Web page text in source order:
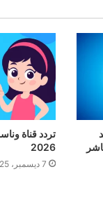
تردد قناة
2026
7 ديسمبر، 2025